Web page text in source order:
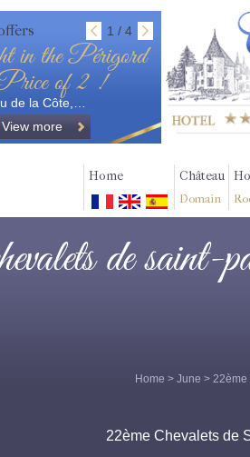
1 / 4
the Périgord
Price of 2 !
de la Côte,…
View more
Home Château
Domain
de saint-
Home > June > 22ème
22ème Chevalets de